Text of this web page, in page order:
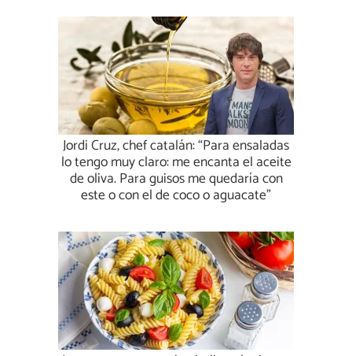
Jordi Cruz, chef catalán: “Para ensaladas
lo tengo muy claro: me encanta el aceite
de oliva. Para guisos me quedaría con
este o con el de coco o aguacate”